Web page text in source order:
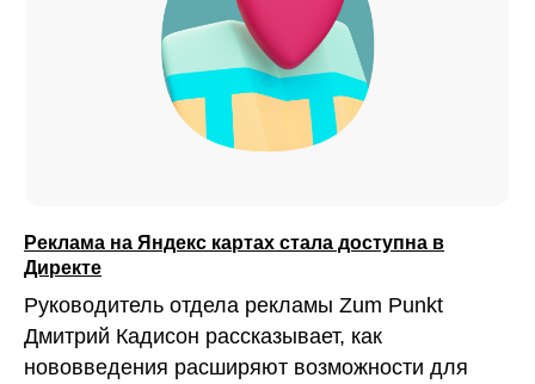
Реклама на Яндекс картах стала доступна в
Директе
Руководитель отдела рекламы Zum Punkt
Дмитрий Кадисон рассказывает, как
нововведения расширяют возможности для